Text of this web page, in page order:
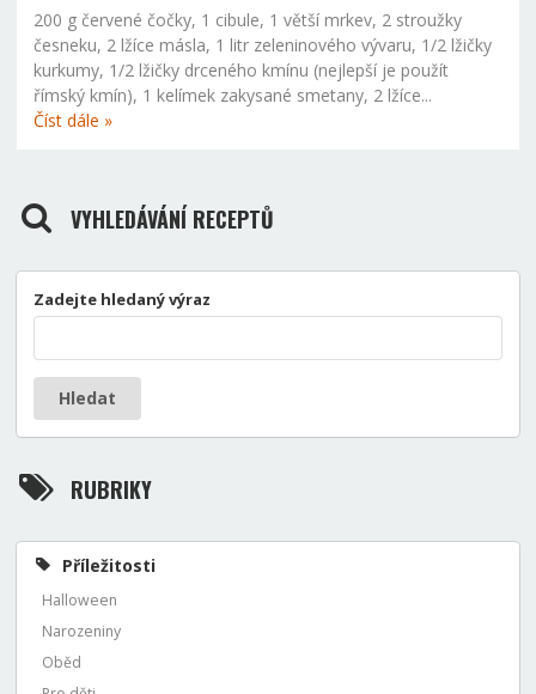
200 g červené čočky, 1 cibule, 1 větší mrkev, 2 stroužky
česneku, 2 lžíce másla, 1 litr zeleninového vývaru, 1/2 lžičky
kurkumy, 1/2 lžičky drceného kmínu (nejlepší je použít
římský kmín), 1 kelímek zakysané smetany, 2 lžíce...
Číst dále »
VYHLEDÁVÁNÍ RECEPTŮ
Zadejte hledaný výraz
Hledat
RUBRIKY
Příležitosti
Halloween
Narozeniny
Oběd